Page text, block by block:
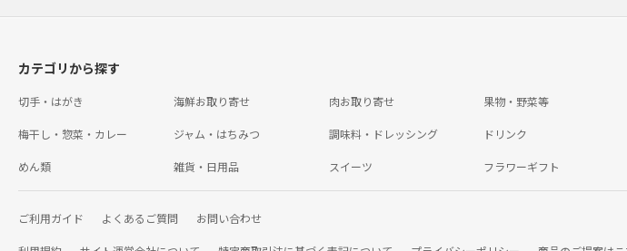
カテゴリから探す
切手・はがき 海鮮お取り寄せ 肉お取り寄せ 果物・野菜等
梅干し・惣菜・カレー ジャム・はちみつ 調味料・ドレッシング ドリンク
めん類 雑貨・日用品 スイーツ フラワーギフト
ご利用ガイド よくあるご質問 お問い合わせ